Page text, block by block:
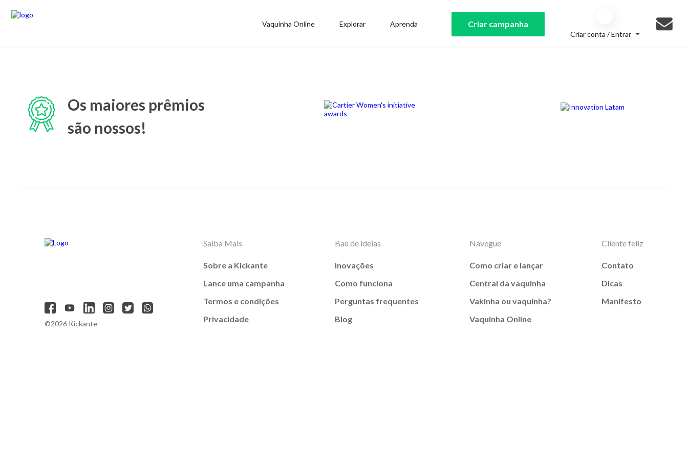
Vaquinha Online Explorar Aprenda Criar campanha
Criar conta / Entrar
Os maiores prêmios
são nossos!
©2026 Kickante
Saiba Mais
Sobre a Kickante
Lance uma campanha
Termos e condições
Privacidade
Baú de ideias
Inovações
Como funciona
Perguntas frequentes
Blog
Navegue
Como criar e lançar
Central da vaquinha
Vakinha ou vaquinha?
Vaquinha Online
Cliente feliz
Contato
Dicas
Manifesto